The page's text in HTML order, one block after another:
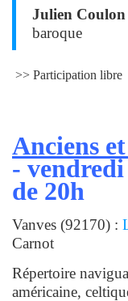
Julien Coulon
baroque
>> Participation libre
Anciens
-
de 20h
Vanves (92170) :
Carnot
Répertoire
américaine,